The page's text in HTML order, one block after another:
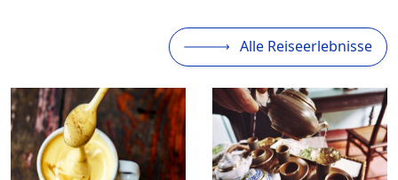
Alle Reiseerlebnisse